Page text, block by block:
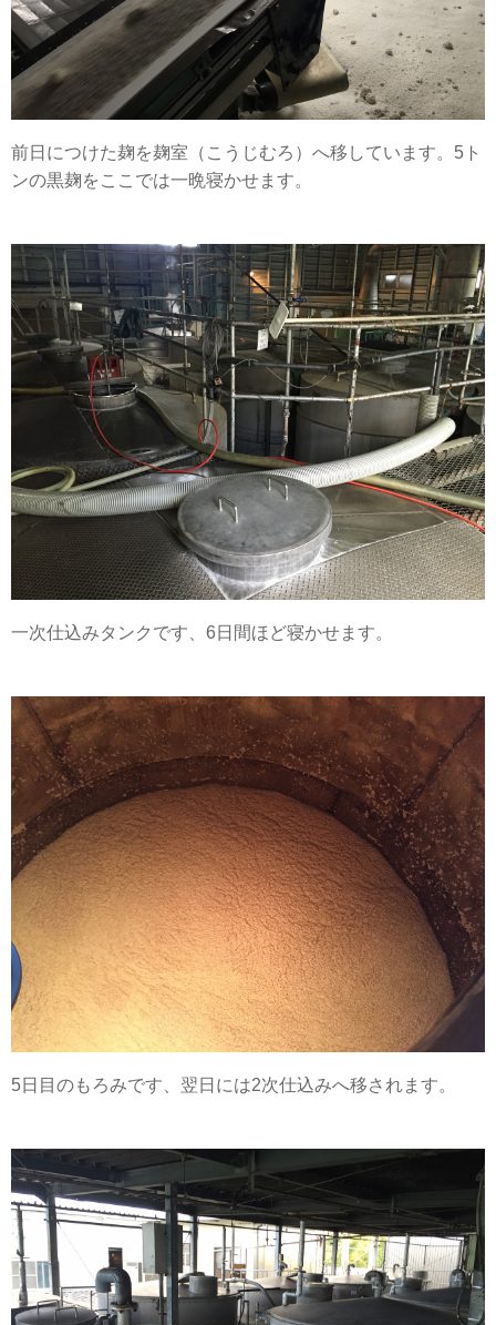
前日につけた麹を麹室（こうじむろ）へ移しています。5ト
ンの黒麹をここでは一晩寝かせます。
一次仕込みタンクです、6日間ほど寝かせます。
5日目のもろみです、翌日には2次仕込みへ移されます。